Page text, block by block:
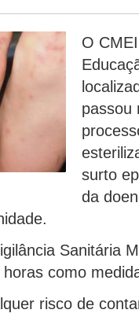
O
passou
surto
da
Sanitária
como
risco de